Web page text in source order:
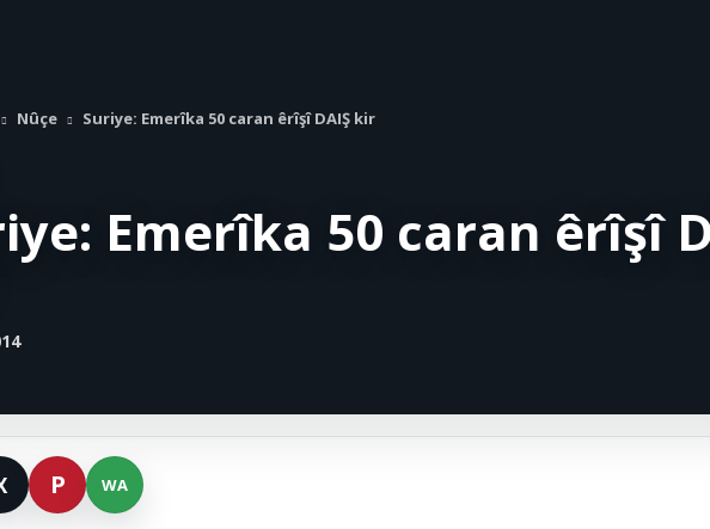
Nûçe Suriye: Emerîka 50 caran êrîşî DAIŞ kir
Emerîka 50 caran êrîşî